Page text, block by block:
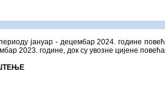
јануар - децембар 2024. године
2023. године, док су увозне цијене